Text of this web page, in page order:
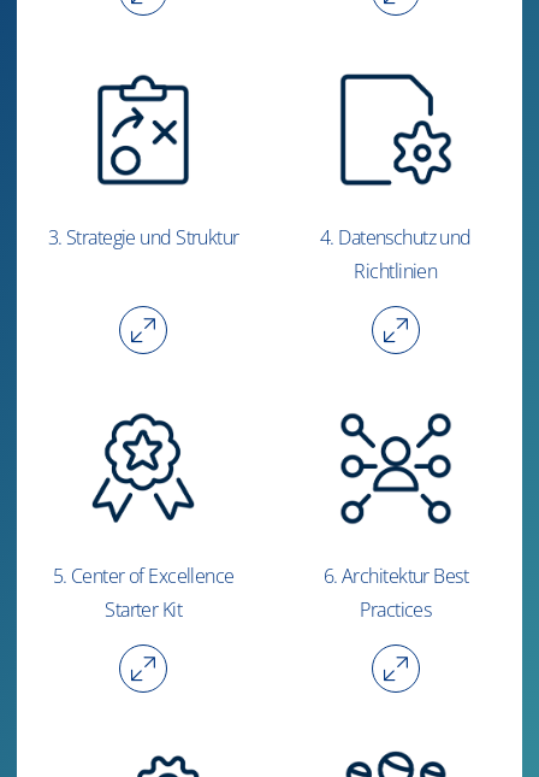
3. Strategie und Struktur
4. Datenschutz und
Richtlinien
5. Center of Excellence
Starter Kit
6. Architektur Best
Practices